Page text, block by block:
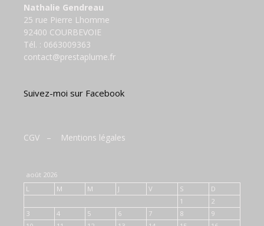
Nathalie Gendreau
25 rue Pierre Lhomme
92400 COURBEVOIE
Tél. : 0663009363
contact@prestaplume.fr
Suivez-moi sur Facebook
CGV – Mentions légales
août 2026
L
M M J V S
D
1
2
3
4 5 6 7 8
9